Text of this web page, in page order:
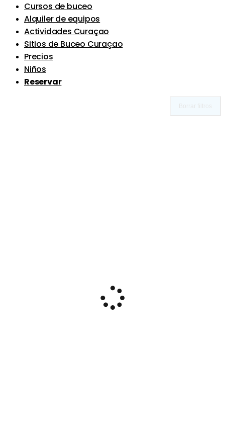
Cursos de buceo
Alquiler de equipos
Actividades Curaçao
Sitios de Buceo Curaçao
Precios
Niños
Reservar
Borrar filtros